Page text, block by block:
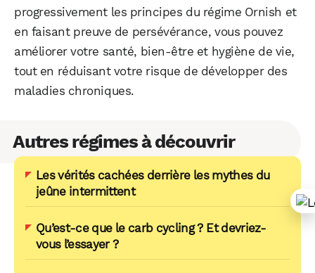
progressivement les principes du régime Ornish et
en faisant preuve de persévérance, vous pouvez
améliorer votre santé, bien-être et hygiène de vie,
tout en réduisant votre risque de développer des
maladies chroniques.
Autres régimes à découvrir
Les vérités cachées derrière les mythes du
jeûne intermittent
Qu’est-ce que le carb cycling ? Et devriez-
vous l’essayer ?